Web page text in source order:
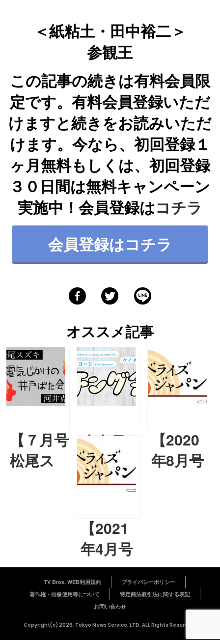
＜紙粘土・田中裕二＞
参観王
この記事の続きは有料会員限
定です。有料会員登録いただ
けますと続きをお読みいただ
けます。今なら、初回登録１
ヶ月無料もしくは、初回登録
３０日間は無料キャンペーン
実施中！会員登録はコチラ
会員登録はコチラ
オススメ記事
【７月号
松尾ス
「がっ
ぺい」
『チー
ム紅卍
オカモ
トレイ
ジ
Yohji
Igarashi、
宮崎敬太
presents「レ
イジ、
ヨー
【2020
年8月号
ベライ
ズする
『ノベ
ライズ
【2021
年4月号
天久聖一
連載】
くりぃ
むしち
TV Bros. WEB利用規約
プライバシーポリシー
著作権・画像使用等について
特定商法取引法に関する表記
お問い合わせ
Copyright(c) 2026, Tokyo News Service, LTD. ALL Rights Reserved.